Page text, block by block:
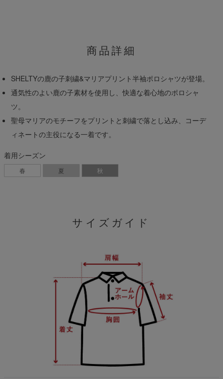
商品詳細
SHELTYの鹿の子刺繍&マリアプリント半袖ポロシャツが登場。
通気性のよい鹿の子素材を使用し、快適な着心地のポロシャ
ツ。
聖母マリアのモチーフをプリントと刺繍で落とし込み、コーデ
ィネートの主役になる一着です。
着用シーズン
春 夏 秋
サイズガイド